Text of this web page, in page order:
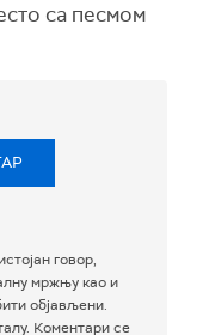
са песмом
говор,
мржњу као и
објављени.
Коментари се